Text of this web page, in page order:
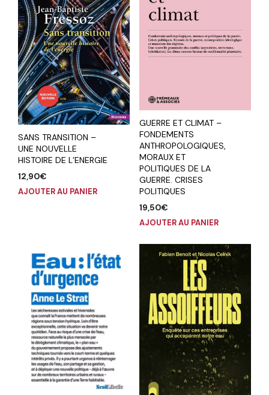
SANS TRANSITION –
UNE NOUVELLE
HISTOIRE DE L’ENERGIE
12,90€
AJOUTER AU PANIER
GUERRE ET CLIMAT –
FONDEMENTS
ANTHROPOLOGIQUES,
MORAUX ET
POLITIQUES DE LA
GUERRE. CRISES
POLITIQUES
19,50€
AJOUTER AU PANIER